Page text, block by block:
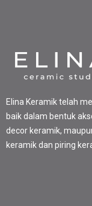
Elina Keramik telah
baik dalam bentuk
decor keramik,
keramik dan piring